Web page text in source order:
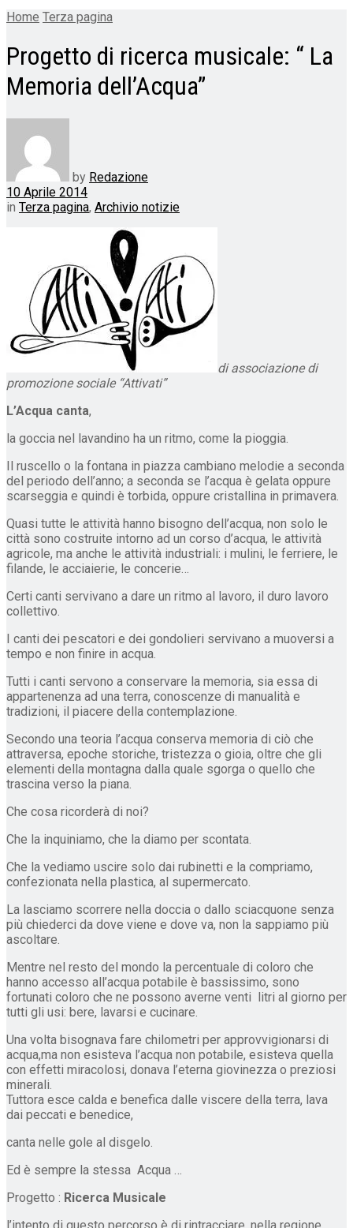
Home Terza pagina
Progetto di ricerca musicale: “ La
Memoria dell’Acqua”
by Redazione
10 Aprile 2014
in Terza pagina, Archivio notizie
di associazione di
promozione sociale “Attivati”
L’Acqua canta,
la goccia nel lavandino ha un ritmo, come la pioggia.
Il ruscello o la fontana in piazza cambiano melodie a seconda
del periodo dell’anno; a seconda se l’acqua è gelata oppure
scarseggia e quindi è torbida, oppure cristallina in primavera.
Quasi tutte le attività hanno bisogno dell’acqua, non solo le
città sono costruite intorno ad un corso d’acqua, le attività
agricole, ma anche le attività industriali: i mulini, le ferriere, le
filande, le acciaierie, le concerie…
Certi canti servivano a dare un ritmo al lavoro, il duro lavoro
collettivo.
I canti dei pescatori e dei gondolieri servivano a muoversi a
tempo e non finire in acqua.
Tutti i canti servono a conservare la memoria, sia essa di
appartenenza ad una terra, conoscenze di manualità e
tradizioni, il piacere della contemplazione.
Secondo una teoria l’acqua conserva memoria di ciò che
attraversa, epoche storiche, tristezza o gioia, oltre che gli
elementi della montagna dalla quale sgorga o quello che
trascina verso la piana.
Che cosa ricorderà di noi?
Che la inquiniamo, che la diamo per scontata.
Che la vediamo uscire solo dai rubinetti e la compriamo,
confezionata nella plastica, al supermercato.
La lasciamo scorrere nella doccia o dallo sciacquone senza
più chiederci da dove viene e dove va, non la sappiamo più
ascoltare.
Mentre nel resto del mondo la percentuale di coloro che
hanno accesso all’acqua potabile è bassissimo, sono
fortunati coloro che ne possono averne venti litri al giorno per
tutti gli usi: bere, lavarsi e cucinare.
Una volta bisognava fare chilometri per approvvigionarsi di
acqua,ma non esisteva l’acqua non potabile, esisteva quella
con effetti miracolosi, donava l’eterna giovinezza o preziosi
minerali.
Tuttora esce calda e benefica dalle viscere della terra, lava
dai peccati e benedice,
canta nelle gole al disgelo.
Ed è sempre la stessa Acqua …
Progetto : Ricerca Musicale